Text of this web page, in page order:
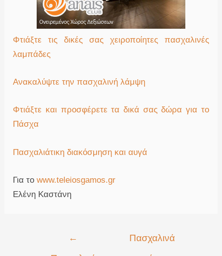
Φτιάξτε τις δικές σας χειροποίητες πασχαλινές
λαμπάδες
Ανακαλύψτε την πασχαλινή λάμψη
Φτιάξτε και προσφέρετε τα δικά σας δώρα για το
Πάσχα
Πασχαλιάτικη διακόσμηση και αυγά
Για τοwww.teleiosgamos.gr
Ελένη Καστάνη
←
Πασχαλινά